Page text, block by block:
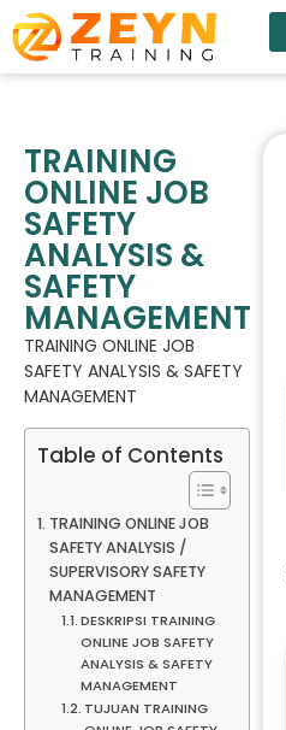
TRAINING
ONLINE JOB
SAFETY
ANALYSIS &
SAFETY
MANAGEMENT
TRAINING ONLINE JOB
SAFETY ANALYSIS & SAFETY
MANAGEMENT
Table of Contents
TRAINING ONLINE JOB
SAFETY ANALYSIS /
SUPERVISORY SAFETY
MANAGEMENT
DESKRIPSI TRAINING
ONLINE JOB SAFETY
ANALYSIS & SAFETY
MANAGEMENT
TUJUAN TRAINING